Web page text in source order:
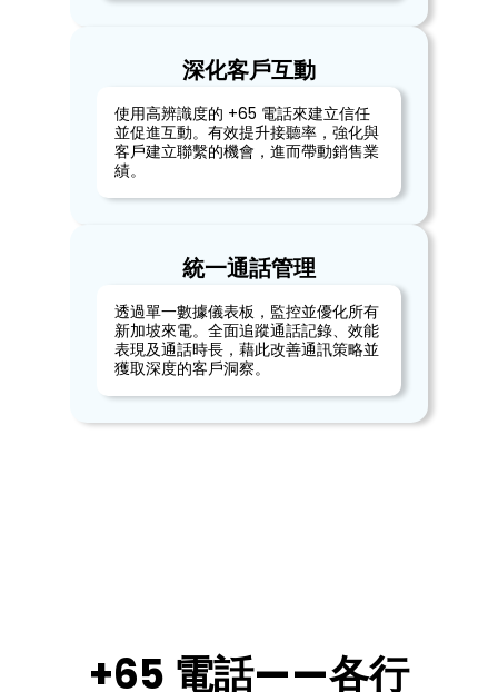
深化客戶互動
使用高辨識度的 +65 電話來建立信任
並促進互動。有效提升接聽率，強化與
客戶建立聯繫的機會，進而帶動銷售業
績。
統一通話管理
透過單一數據儀表板，監控並優化所有
新加坡來電。全面追蹤通話記錄、效能
表現及通話時長，藉此改善通訊策略並
獲取深度的客戶洞察。
+65 電話——各行